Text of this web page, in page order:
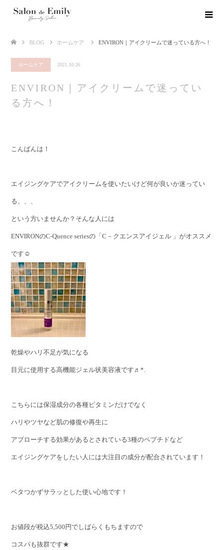
BLOG ホームケア ENVIRON｜アイクリームで迷っている方へ！
ホームケア 2021.10.26
ENVIRON｜アイクリームで迷ってい
る方へ！
こんばんは！
エイジングケアでアイクリームを使いたいけど何が良いか迷ってい
る、、、
という方いませんか？そんな人には
ENVIRONのC-Quence seriesの「C－クエンスアイジェル 」がオススメ
です☺︎
乾燥やハリ不足が気になる
目元に使用する高機能ジェル状美容液です♬*.
こちらには保湿成分の各種ビタミンだけでなく
ハリやツヤなど肌の修復や再生に
アプローチする効果があるとされている3種のペプチドなど
エイジングケアをしたい人には大注目の成分が配合されています！
ベタつかずサラッとした使い心地です！
お値段が税込5,500円でしばらくもちますので
コスパも抜群です★